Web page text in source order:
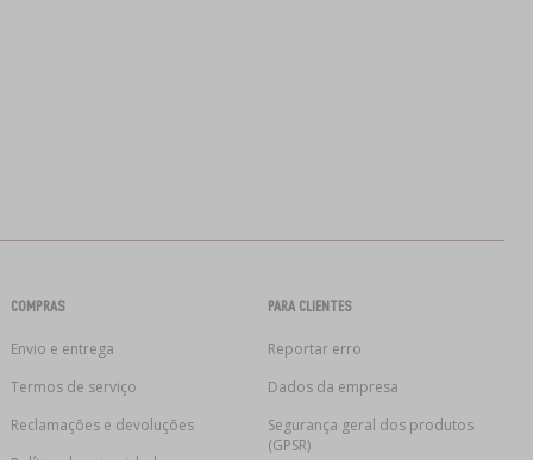
COMPRAS
Envio e entrega
Termos de serviço
Reclamações e devoluções
PARA CLIENTES
Reportar erro
Dados da empresa
Segurança geral dos produtos
(GPSR)